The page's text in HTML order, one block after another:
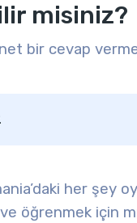
misiniz?
net bir cevap
her şey
öğrenmek için